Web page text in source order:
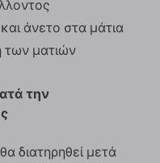
άνετο στα μάτια
των ματιών
την
διατηρηθεί μετά